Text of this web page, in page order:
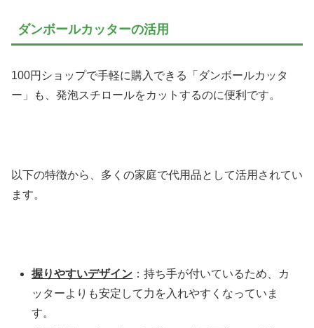
ダンボールカッターの活用
100円ショップで手軽に購入できる「ダンボールカッタ
ー」も、発泡スチロールをカットするのに便利です。
以下の特徴から、多くの家庭で代用品として活用されてい
ます。
握りやすいデザイン ：持ち手が付いているため、カ
ッターよりも安定して力を入れやすくなっていま
す。